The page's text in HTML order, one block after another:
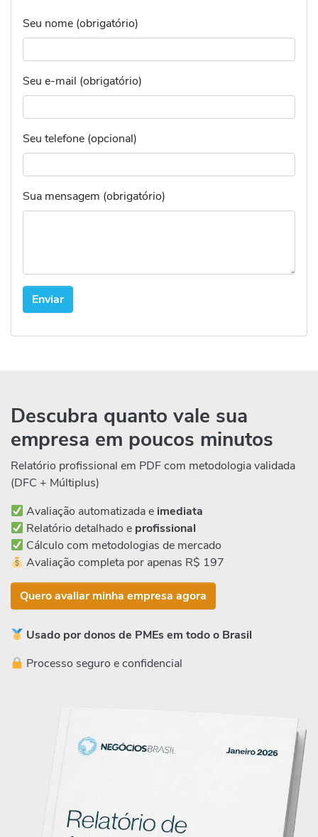
Seu nome (obrigatório)
Seu e-mail (obrigatório)
Seu telefone (opcional)
Sua mensagem (obrigatório)
Descubra quanto vale sua
empresa em poucos minutos
Relatório profissional em PDF com metodologia validada
(DFC + Múltiplus)
Avaliação automatizada e imediata
Relatório detalhado e profissional
Cálculo com metodologias de mercado
Avaliação completa por apenas R$ 197
Quero avaliar minha empresa agora
Usado por donos de PMEs em todo o Brasil
Processo seguro e confidencial